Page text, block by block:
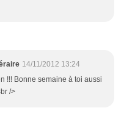
14/11/2012 13:24
!!! Bonne semaine à toi aussi
/>